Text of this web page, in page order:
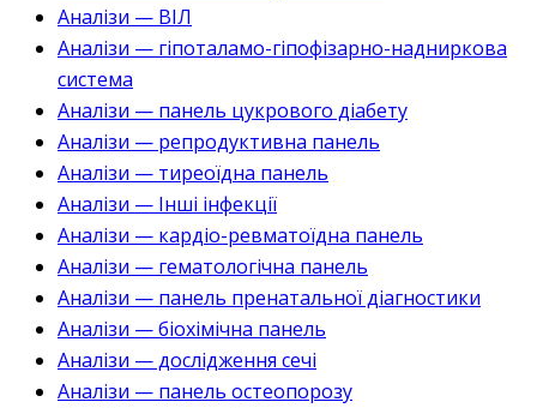
Аналізи — ВІЛ
Аналізи — гіпоталамо-гіпофізарно-надниркова
система
Аналізи — панель цукрового діабету
Аналізи — репродуктивна панель
Аналізи — тиреоїдна панель
Аналізи — Інші інфекції
Аналізи — кардіо-ревматоїдна панель
Аналізи — гематологічна панель
Аналізи — панель пренатальної діагностики
Аналізи — біохімічна панель
Аналізи — дослідження сечі
Аналізи — панель остеопорозу